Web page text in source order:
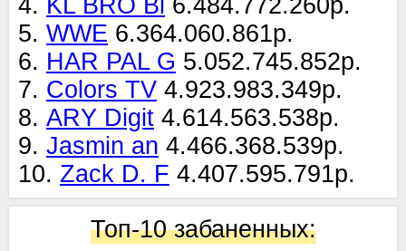
4. KL BRO Bi 6.484.772.260р.
5. WWE 6.364.060.861р.
6. HAR PAL G 5.052.745.852р.
7. Colors TV 4.923.983.349р.
8. ARY Digit 4.614.563.538р.
9. Jasmin an 4.466.368.539р.
10. Zack D. F 4.407.595.791р.
Топ-10 забаненных: